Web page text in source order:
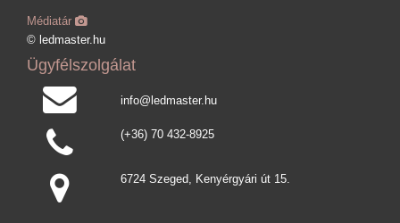
Médiatár
© ledmaster.hu
Ügyfélszolgálat
info@ledmaster.hu
(+36) 70 432-8925
6724 Szeged, Kenyérgyári út 15.